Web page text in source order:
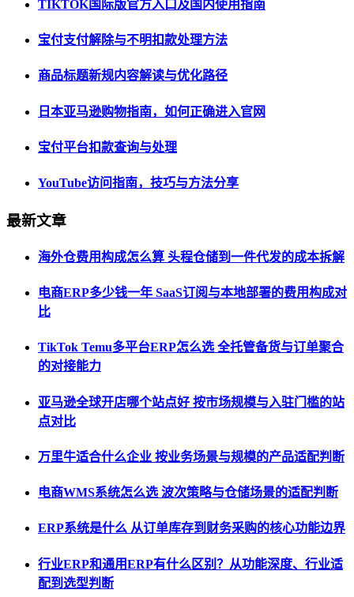
TIKTOK国际版官方入口及国内使用指南
宝付支付解除与不明扣款处理方法
商品标题新规内容解读与优化路径
日本亚马逊购物指南，如何正确进入官网
宝付平台扣款查询与处理
YouTube访问指南，技巧与方法分享
最新文章
海外仓费用构成怎么算 头程仓储到一件代发的成本拆解
电商ERP多少钱一年 SaaS订阅与本地部署的费用构成对
比
TikTok Temu多平台ERP怎么选 全托管备货与订单聚合
的对接能力
亚马逊全球开店哪个站点好 按市场规模与入驻门槛的站
点对比
万里牛适合什么企业 按业务场景与规模的产品适配判断
电商WMS系统怎么选 波次策略与仓储场景的适配判断
ERP系统是什么 从订单库存到财务采购的核心功能边界
行业ERP和通用ERP有什么区别？从功能深度、行业适
配到选型判断